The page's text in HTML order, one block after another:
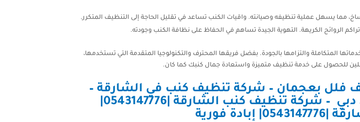
مما يسهل عملية تنظيفه وصيانته. واقيات الكنب تساعد في تقليل الحاجة إلى التنظيف المتكرر.
الروائح الكريهة. التهوية الجيدة تساهم في الحفاظ على نظافة الكنب وجودته.
المتكاملة والتزامها بالجودة. بفضل فريقها المحترف والتكنولوجيا المتقدمة التي تستخدمها،
كلين للحصول على خدمة تنظيف متميزة واستعادة جمال كنبك كما كان.
فلل بعجمان – شركة تنظيف كنب في الشارقة –
–
فورية